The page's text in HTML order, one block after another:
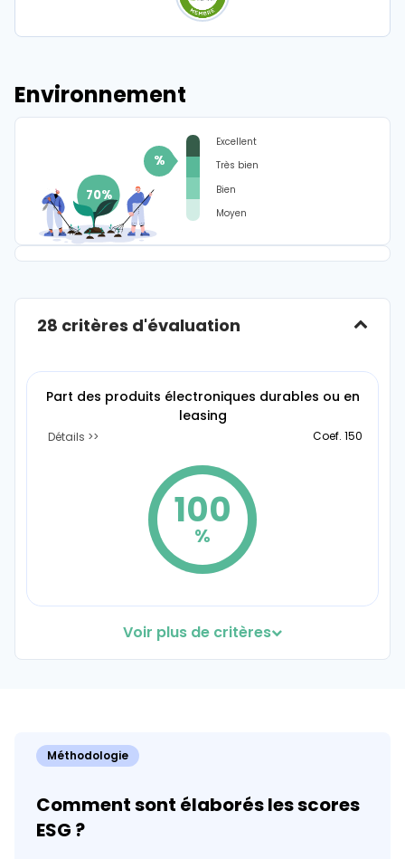
Environnement
70%
%
Moyen
Bien
Très bien
Excellent
28 critères d'évaluation
Part des produits électroniques durables ou en
leasing
Détails Coef. 150
100
%
Valorisation des déchets électroniques
Détails Coef. 60
Voir plus de critères
Méthodologie
Comment sont élaborés les scores
ESG ?